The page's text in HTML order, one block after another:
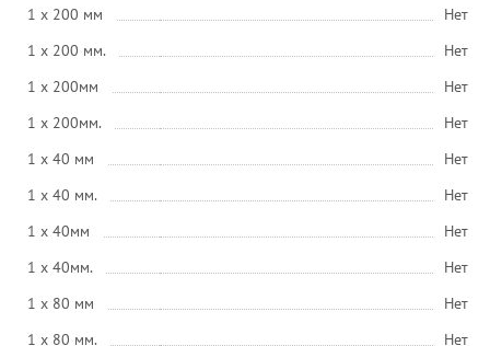
1 x 200 мм
Нет
1 x 200 мм.
Нет
1 x 200мм
Нет
1 x 200мм.
Нет
1 x 40 мм
Нет
1 x 40 мм.
Нет
1 x 40мм
Нет
1 x 40мм.
Нет
1 x 80 мм
Нет
1 x 80 мм.
Нет